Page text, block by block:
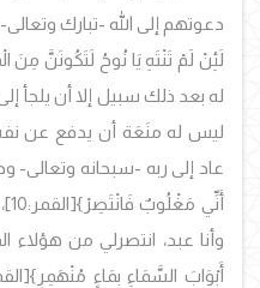
دعوتهم إلى الله -تبارك وتعالى-
لَئِنْ لَمْ تَنْتَهِ يَا نُوحُ لَتَكُونَنَّ مِنَ
له بعد ذلك سبيل إلا أن يلجأ
ليس له منَعَة أن يدفع عن
عاد إلى ربه -سبحانه وتعالى-
أَنِّي مَغْلُوبٌ فَانْتَصِرْ}
وأنا عبد، انتصرلي من هؤلاء
أَبْوَابَ السَّمَاءِ بِمَاءٍ مُنْهَمِرٍ}